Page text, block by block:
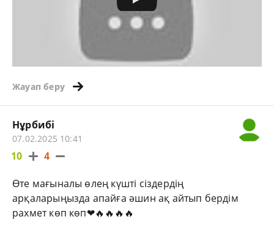
Жауап беру
Нұрбибі
07.02.2025 10:41
10 4
Өте мағыналы өлең күшті сіздердің
арқаларыңызда апайға әшин ақ айтып бердім
рахмет көп көп❤🔥🔥🔥🔥